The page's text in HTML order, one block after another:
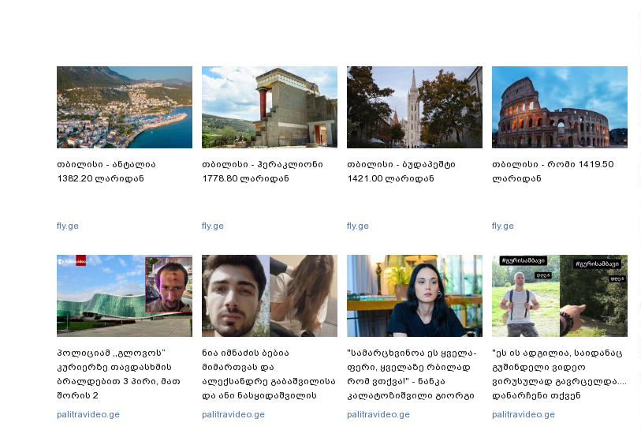
თბილისი - ანტალია
1382.20 ლარიდან
fly.ge
თბილისი - ჰერაკლიონი
1778.80 ლარიდან
fly.ge
თბილისი - ბუდაპეშტი
1421.00 ლარიდან
fly.ge
თბილისი - რომი 1419.50
ლარიდან
fly.ge
პოლიციამ ,,გლოვოს”
კურიერზე თავდასხმის
ბრალდებით 3 პირი, მათ
შორის 2
არასრულწლოვანი
palitravideo.ge
ნია იმნაძის ბებია
მიმართვას და
ალექსანდრე გაბაშვილისა
და ანი ნასყიდაშვილის
პირადი მიმოწერის
palitravideo.ge
"სა­მარ­ცხვი­ნოა ეს ყვე­ლა­
ფე­რი, ყვე­ლა­ზე რბი­ლად
რომ ვთქვა!" - ნანკა
კალატოზიშვილი გიორგი
ბარამიძის განცხადებას
palitravideo.ge
"ეს ის ადგილია, საიდანაც
გუშინდელი ვიდეო
ვირუსულად გავრცელდა....
დანარჩენი თქვენ
განსაჯეთ, რამდენად
palitravideo.ge